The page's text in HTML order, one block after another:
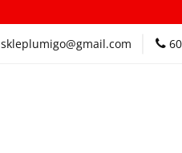
skleplumigo@gmail.com